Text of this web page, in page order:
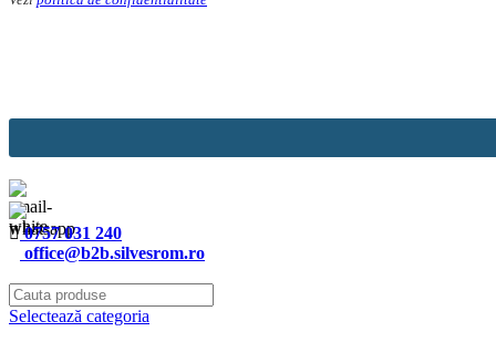
Website
0757 031 240
office@b2b.silvesrom.ro
Selectează categoria